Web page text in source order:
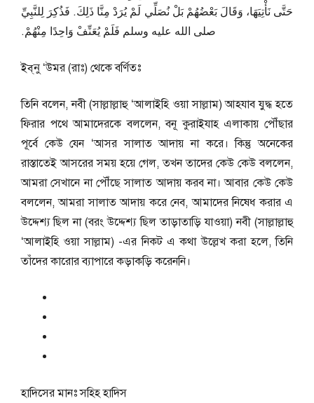
حَتَّى نَأْتِيَهَا، وَقَالَ بَعْضُهُمْ بَلْ نُصَلِّي لَمْ يُرَدْ مِنَّا ذَلِكَ‏.‏ فَذُكِرَ لِلنَّبِيِّ
صلى الله عليه وسلم فَلَمْ يُعَنِّفْ وَاحِدًا مِنْهُمْ‏.‏
ইব্‌নু ‘উমর (রাঃ) থেকে বর্ণিতঃ
তিনি বলেন, নবী (সাল্লাল্লাহু ‘আলাইহি ওয়া সাল্লাম) আহযাব যুদ্ধ হতে
ফিরার পথে আমাদেরকে বললেন, বনূ কুরাইযাহ এলাকায় পৌঁছার
পূর্বে কেউ যেন ‘আসর সালাত আদায় না করে। কিন্তু অনেকের
রাস্তাতেই আসরের সময় হয়ে গেল, তখন তাদের কেউ কেউ বললেন,
আমরা সেখানে না পৌঁছে সালাত আদায় করব না। আবার কেউ কেউ
বললেন, আমরা সালাত আদায় করে নেব, আমাদের নিষেধ করার এ
উদ্দেশ্য ছিল না (বরং উদ্দেশ্য ছিল তাড়াতাড়ি যাওয়া) নবী (সাল্লাল্লাহু
‘আলাইহি ওয়া সাল্লাম) -এর নিকট এ কথা উল্লেখ করা হলে, তিনি
তাঁদের কারোর ব্যাপারে কড়াকড়ি করেননি।
হাদিসের মানঃসহিহ হাদিস